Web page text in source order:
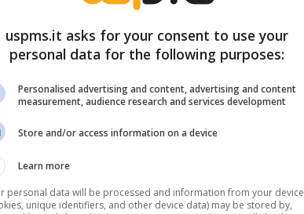
uspms.it asks for your consent to use your
personal data for the following purposes:
Personalised advertising and content, advertising and content
measurement, audience research and services development
Store and/or access information on a device
Learn more
personal data will be processed and information from your device
unique identifiers, and other device data) may be stored by,